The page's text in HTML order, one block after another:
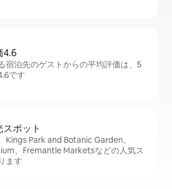
4.6
宿泊先のゲストからの平均評価は、5
です
ポ⁠ッ⁠ト
Kings Park and Botanic Garden、
、Fremantle Marketsなどの人気ス
ます